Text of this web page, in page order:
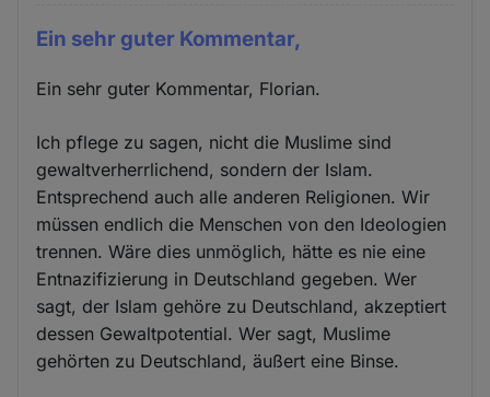
Ein sehr guter Kommentar,
Ein sehr guter Kommentar, Florian.
Ich pflege zu sagen, nicht die Muslime sind
gewaltverherrlichend, sondern der Islam.
Entsprechend auch alle anderen Religionen. Wir
müssen endlich die Menschen von den Ideologien
trennen. Wäre dies unmöglich, hätte es nie eine
Entnazifizierung in Deutschland gegeben. Wer
sagt, der Islam gehöre zu Deutschland, akzeptiert
dessen Gewaltpotential. Wer sagt, Muslime
gehörten zu Deutschland, äußert eine Binse.